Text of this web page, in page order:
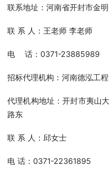
联系地址：河南省开封市金
联 系 人：王老师 李老师
电    话：0371-23885989
招标代理机构：河南德泓工
代理机构地址：开封市夷山
路东
联 系 人：邱女士
电 话：0371-22361895